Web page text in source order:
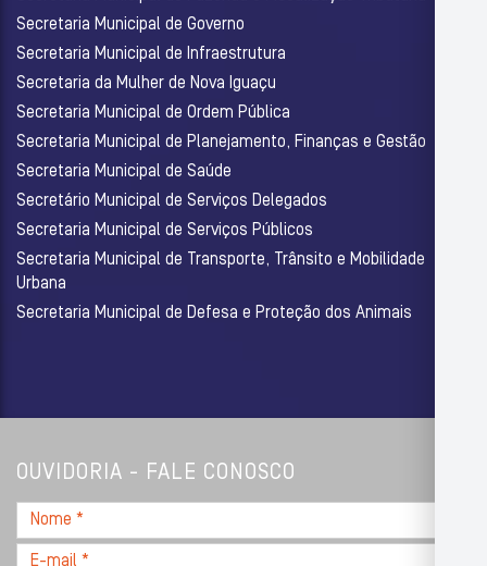
Secretaria Municipal de Governo
Secretaria Municipal de Infraestrutura
Secretaria da Mulher de Nova Iguaçu
Secretaria Municipal de Ordem Pública
Secretaria Municipal de Planejamento, Finanças e Gestão
Secretaria Municipal de Saúde
Secretário Municipal de Serviços Delegados
Secretaria Municipal de Serviços Públicos
Secretaria Municipal de Transporte, Trânsito e Mobilidade
Urbana
Secretaria Municipal de Defesa e Proteção dos Animais
OUVIDORIA - FALE CONOSCO
Nome
*
E-